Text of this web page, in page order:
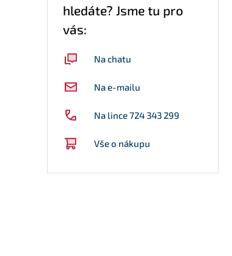
hledáte? Jsme tu pro
vás:
Na chatu
Na e-mailu
Na lince 724 343 299
Vše o nákupu